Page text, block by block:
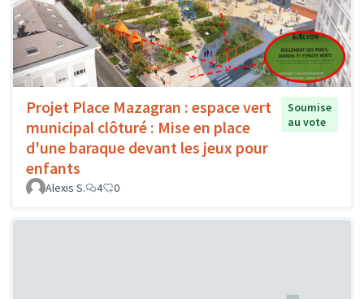
Projet Place Mazagran : espace vert
municipal clôturé : Mise en place
d'une baraque devant les jeux pour
enfants
Soumise
au vote
Alexis S. 4 0